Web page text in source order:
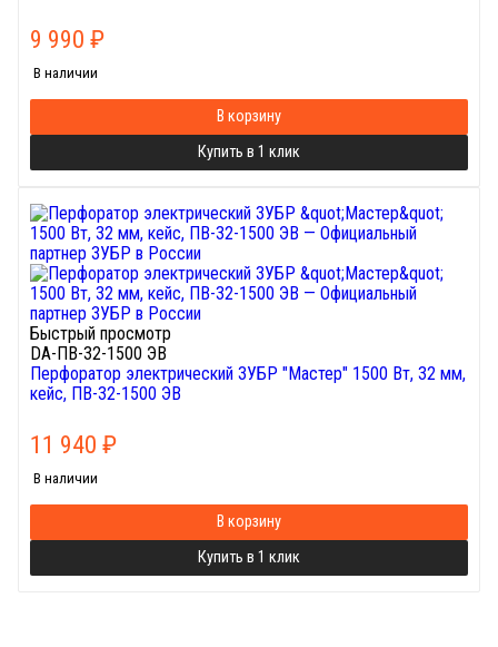
9 990 ₽
В наличии
В корзину
Купить в 1 клик
Быстрый просмотр
DA-ПВ-32-1500 ЭВ
Перфоратор электрический ЗУБР "Мастер" 1500 Вт, 32 мм,
кейс, ПВ-32-1500 ЭВ
11 940 ₽
В наличии
В корзину
Купить в 1 клик